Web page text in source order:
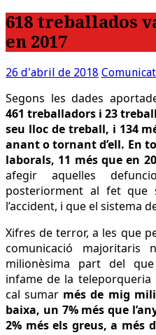
618 treballados
en 2017
26 d'abril de 2018
Segons les dades
461 treballadors i 23
seu lloc de treball, i 134
anant o tornant d’ell. En
laborals, 11 més que en
afegir aquelles
posteriorment al fet que
l’accident, i que el sistema
Xifres de terror, a les que
comunicació
milionèsima part del
infame de la
cal sumar més de mig
baixa, un 7% més que
2% més els greus, a més